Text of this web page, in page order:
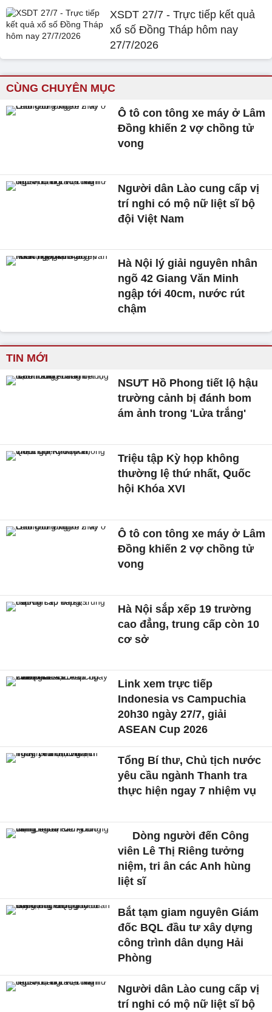
XSDT 27/7 - Trực tiếp kết quả
xổ số Đồng Tháp hôm nay
27/7/2026
CÙNG CHUYÊN MỤC
Ô tô con tông xe máy ở Lâm
Đồng khiến 2 vợ chồng tử
vong
Người dân Lào cung cấp vị
trí nghi có mộ nữ liệt sĩ bộ
đội Việt Nam
Hà Nội lý giải nguyên nhân
ngõ 42 Giang Văn Minh
ngập tới 40cm, nước rút
chậm
TIN MỚI
NSƯT Hồ Phong tiết lộ hậu
trường cảnh bị đánh bom
ám ảnh trong 'Lửa trắng'
Triệu tập Kỳ họp không
thường lệ thứ nhất, Quốc
hội Khóa XVI
Ô tô con tông xe máy ở Lâm
Đồng khiến 2 vợ chồng tử
vong
Hà Nội sắp xếp 19 trường
cao đẳng, trung cấp còn 10
cơ sở
Link xem trực tiếp
Indonesia vs Campuchia
20h30 ngày 27/7, giải
ASEAN Cup 2026
Tổng Bí thư, Chủ tịch nước
yêu cầu ngành Thanh tra
thực hiện ngay 7 nhiệm vụ
Dòng người đến Công
viên Lê Thị Riêng tưởng
niệm, tri ân các Anh hùng
liệt sĩ
Bắt tạm giam nguyên Giám
đốc BQL đầu tư xây dựng
công trình dân dụng Hải
Phòng
Người dân Lào cung cấp vị
trí nghi có mộ nữ liệt sĩ bộ